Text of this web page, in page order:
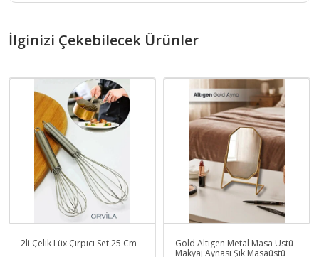
İlginizi Çekebilecek Ürünler
2li Çelik Lüx Çırpıcı Set 25 Cm
Gold Altıgen Metal Masa Üstü
Makyaj Aynası Şık Masaüstü